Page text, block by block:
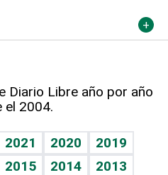
Diario Libre año por año
el 2004.
2021 2020
2019
2015 2014
2013